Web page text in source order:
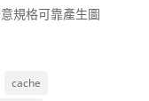
規格可靠產生圖
cache